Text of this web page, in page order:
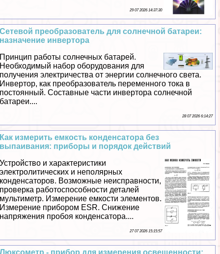
29 07 2026 14:37:30
Сетевой преобразователь для солнечной батареи:
назначение инвертора
Принцип работы солнечных батарей.
Необходимый набор оборудования для
получения электричества от энергии солнечного света.
Инвертор, как преобразователь переменного тока в
постоянный. Составные части инвертора солнечной
батареи....
28 07 2026 6:14:27
Как измерить емкость конденсатора без
выпаивания: приборы и порядок действий
Устройство и хаpaктеристики
электролитических и неполярных
конденсаторов. Возможные неисправности,
проверка работоспособности деталей
мультиметр. Измерение емкости элементов.
Измерение прибором ESR. Снижение
напряжения пробоя конденсатора....
27 07 2026 15:15:57
Люксометр - прибор для измерения освещенности: